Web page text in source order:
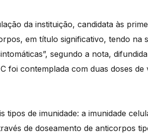
da instituição, candidata às
em título significativo, tendo na
segundo a nota,
foi contemplada com duas doses de
tipos de imunidade: a imunidade
de doseamento de anticorpos